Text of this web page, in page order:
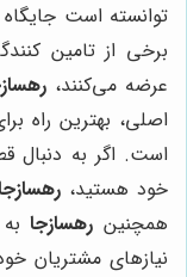
توانسته است
برخی از تامین
عرضه می‌کنند،
اصلی، بهترین راه
است. اگر به دنبال
خود هستید،
همچنین رهسازجابه
نیازهای مشتریان